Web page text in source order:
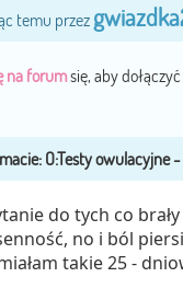
temu przez
na forumsię, aby
do tych co
no i ból
takie 25 -